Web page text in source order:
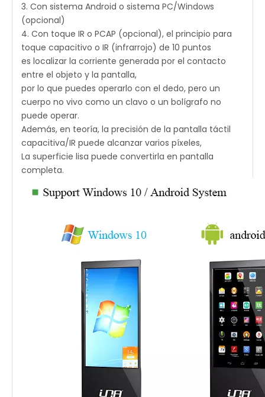
3. Con sistema Android o sistema PC/Windows
(opcional)
4. Con toque IR o PCAP (opcional), el principio para
toque capacitivo o IR (infrarrojo) de 10 puntos
es localizar la corriente generada por el contacto
entre el objeto y la pantalla,
por lo que puedes operarlo con el dedo, pero un
cuerpo no vivo como un clavo o un bolígrafo no
puede operar.
Además, en teoría, la precisión de la pantalla táctil
capacitiva/IR puede alcanzar varios píxeles,
La superficie lisa puede convertirla en pantalla
completa.